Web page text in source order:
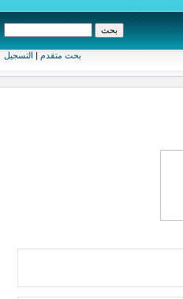
بحث متقدم | التسجيل